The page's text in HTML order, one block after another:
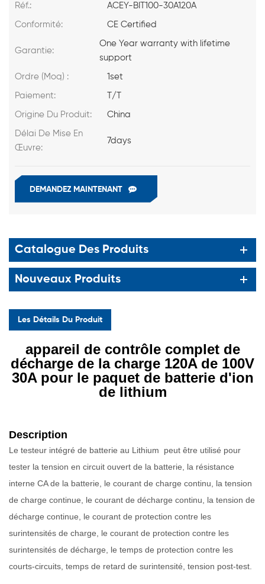
Réf.: ACEY-BIT100-30A120A
Conformité: CE Certified
Garantie:
One Year warranty with lifetime
support
Ordre (Moq) : 1set
Paiement: T/T
Origine Du Produit: China
Délai De Mise En
Œuvre:
7days
DEMANDEZ MAINTENANT
Catalogue Des Produits
Nouveaux Produits
Les Détails Du Produit
appareil de contrôle complet de
décharge de la charge 120A de 100V
30A pour le paquet de batterie d'ion
de lithium
Description
Le testeur intégré de batterie au Lithium
peut être utilisé pour
tester la tension en circuit ouvert de la batterie, la résistance
interne CA de la batterie, le courant de charge continu, la tension
de charge continue, le courant de décharge continu, la tension de
décharge continue, le courant de protection contre les
surintensités de charge, le courant de protection contre les
surintensités de décharge, le temps de protection contre les
courts-circuits, temps de retard de surintensité, tension post-test.